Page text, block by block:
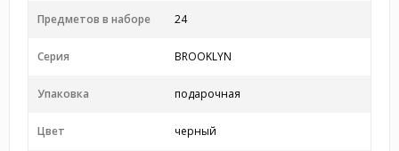
Предметов в наборе 24
Серия BROOKLYN
Упаковка подарочная
Цвет черный